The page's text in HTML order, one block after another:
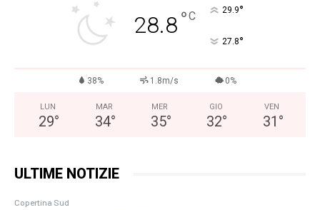
28.8°C 29.9°
27.8°
38% 1.8m/s 0%
LUN
29°
MAR
34°
MER
35°
GIO
32°
VEN
31 °
ULTIME NOTIZIE
Copertina Sud